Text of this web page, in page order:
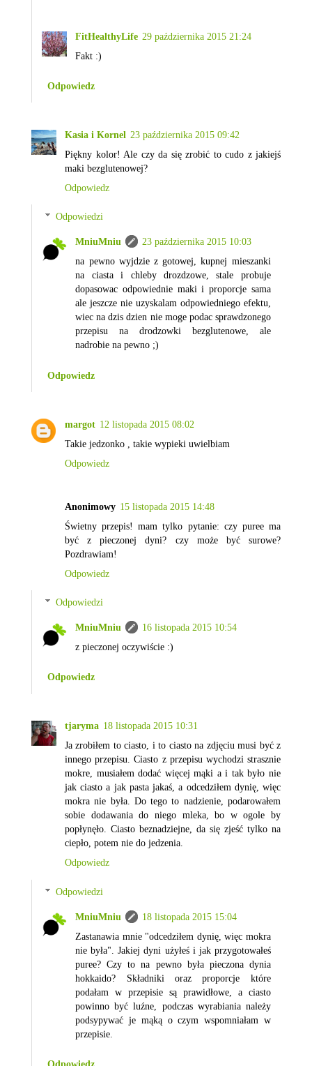
FitHealthyLife 29 października 2015 21:24
Fakt :)
Odpowiedz
Kasia i Kornel 23 października 2015 09:42
Piękny kolor! Ale czy da się zrobić to cudo z jakiejś
maki bezglutenowej?
Odpowiedz
Odpowiedzi
MniuMniu
23 października 2015 10:03
na pewno wyjdzie z gotowej, kupnej mieszanki
na ciasta i chleby drozdzowe, stale probuje
dopasowac odpowiednie maki i proporcje sama
ale jeszcze nie uzyskalam odpowiedniego efektu,
wiec na dzis dzien nie moge podac sprawdzonego
przepisu na drodzowki bezglutenowe, ale
nadrobie na pewno ;)
Odpowiedz
margot 12 listopada 2015 08:02
Takie jedzonko , takie wypieki uwielbiam
Odpowiedz
Anonimowy 15 listopada 2015 14:48
Świetny przepis! mam tylko pytanie: czy puree ma
być z pieczonej dyni? czy może być surowe?
Pozdrawiam!
Odpowiedz
Odpowiedzi
MniuMniu
16 listopada 2015 10:54
z pieczonej oczywiście :)
Odpowiedz
tjaryma 18 listopada 2015 10:31
Ja zrobiłem to ciasto, i to ciasto na zdjęciu musi być z
innego przepisu. Ciasto z przepisu wychodzi strasznie
mokre, musiałem dodać więcej mąki a i tak było nie
jak ciasto a jak pasta jakaś, a odcedziłem dynię, więc
mokra nie była. Do tego to nadzienie, podarowałem
sobie dodawania do niego mleka, bo w ogole by
popłynęło. Ciasto beznadziejne, da się zjeść tylko na
ciepło, potem nie do jedzenia.
Odpowiedz
Odpowiedzi
MniuMniu
18 listopada 2015 15:04
Zastanawia mnie "odcedziłem dynię, więc mokra
nie była". Jakiej dyni użyłeś i jak przygotowałeś
puree? Czy to na pewno była pieczona dynia
hokkaido? Składniki oraz proporcje które
podałam w przepisie są prawidłowe, a ciasto
powinno być luźne, podczas wyrabiania należy
podsypywać je mąką o czym wspomniałam w
przepisie.